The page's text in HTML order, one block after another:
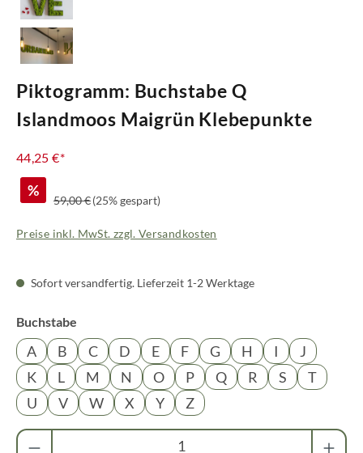
Piktogramm: Buchstabe Q
Islandmoos Maigrün Klebepunkte
44,25 €*
%
Regulärer Preis:
59,00 €(25% gespart)
Preise inkl. MwSt. zzgl. Versandkosten
Sofort versandfertig. Lieferzeit 1-2 Werktage
Buchstabe
A B C D E F G H I
J
K
L M N O P Q R S
T
U
V W X Y Z
Produkt Anzahl: Gib den gewünschten Wert